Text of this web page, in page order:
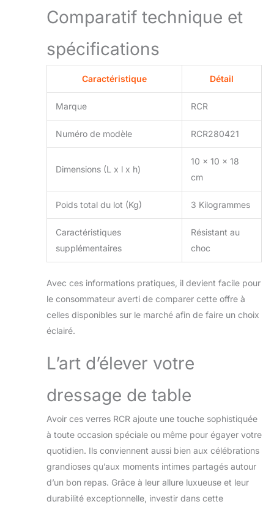
de partage. Ces verres
à pied sont
avec des matériaux
durables et
respectueux de
montrant notre
monde plus vert. Vous
conscience de faire un
choix responsable pour
la planète. Ce lot de
verres à Martini
fabriqué en Italie de 54
cl allie l'esthétique
italienne à l'innovation
extraordinaire,
résistance, praticité,
C'est le compagnon
créer des souvenirs
spéciaux avec style et
environnementale. Lot
avec un emballage
renforcé, adapté au
transport et aux
éventuels chocs qui en
découlent. Le soin et
l'attention lors de la
préparation du produit
Comparatif technique et
spécifications
Caractéristique Détail
Marque RCR
Numéro de modèle RCR280421
Dimensions (L x l x h)
10 x 10 x 18
cm
Poids total du lot (Kg) 3 Kilogrammes
Caractéristiques
supplémentaires
Résistant au
choc
Avec ces informations pratiques, il devient facile pour
le consommateur averti de comparer cette offre à
celles disponibles sur le marché afin de faire un choix
éclairé.
L’art d’élever votre
dressage de table
Avoir ces verres RCR ajoute une touche sophistiquée
à toute occasion spéciale ou même pour égayer votre
quotidien. Ils conviennent aussi bien aux célébrations
grandioses qu’aux moments intimes partagés autour
d’un bon repas. Grâce à leur allure luxueuse et leur
durabilité exceptionnelle, investir dans cette